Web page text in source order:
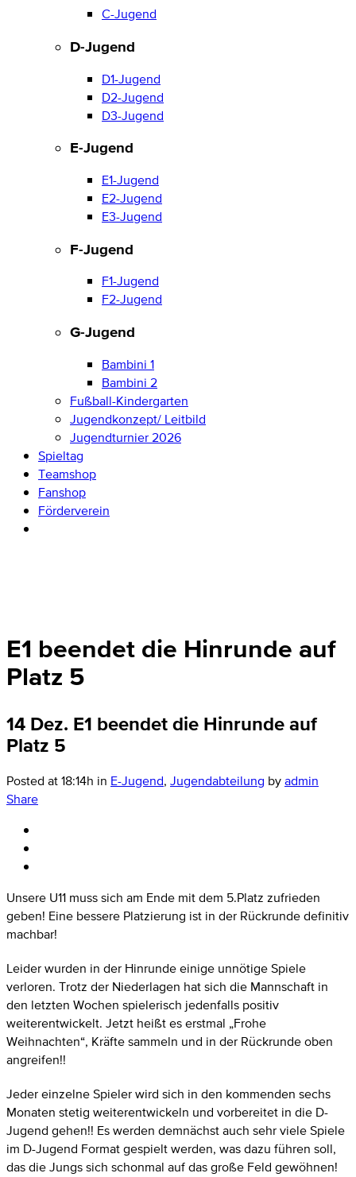
C-Jugend
D-Jugend
D1-Jugend
D2-Jugend
D3-Jugend
E-Jugend
E1-Jugend
E2-Jugend
E3-Jugend
F-Jugend
F1-Jugend
F2-Jugend
G-Jugend
Bambini 1
Bambini 2
Fußball-Kindergarten
Jugendkonzept/ Leitbild
Jugendturnier 2026
Spieltag
Teamshop
Fanshop
Förderverein
E1 beendet die Hinrunde auf
Platz 5
14 Dez. E1 beendet die Hinrunde auf
Platz 5
Posted at 18:14h in E-Jugend, Jugendabteilung byadmin
Share
Unsere U11 muss sich am Ende mit dem 5.Platz zufrieden
geben! Eine bessere Platzierung ist in der Rückrunde definitiv
machbar!
Leider wurden in der Hinrunde einige unnötige Spiele
verloren. Trotz der Niederlagen hat sich die Mannschaft in
den letzten Wochen spielerisch jedenfalls positiv
weiterentwickelt. Jetzt heißt es erstmal „Frohe
Weihnachten“, Kräfte sammeln und in der Rückrunde oben
angreifen!!
Jeder einzelne Spieler wird sich in den kommenden sechs
Monaten stetig weiterentwickeln und vorbereitet in die D-
Jugend gehen!! Es werden demnächst auch sehr viele Spiele
im D-Jugend Format gespielt werden, was dazu führen soll,
das die Jungs sich schonmal auf das große Feld gewöhnen!